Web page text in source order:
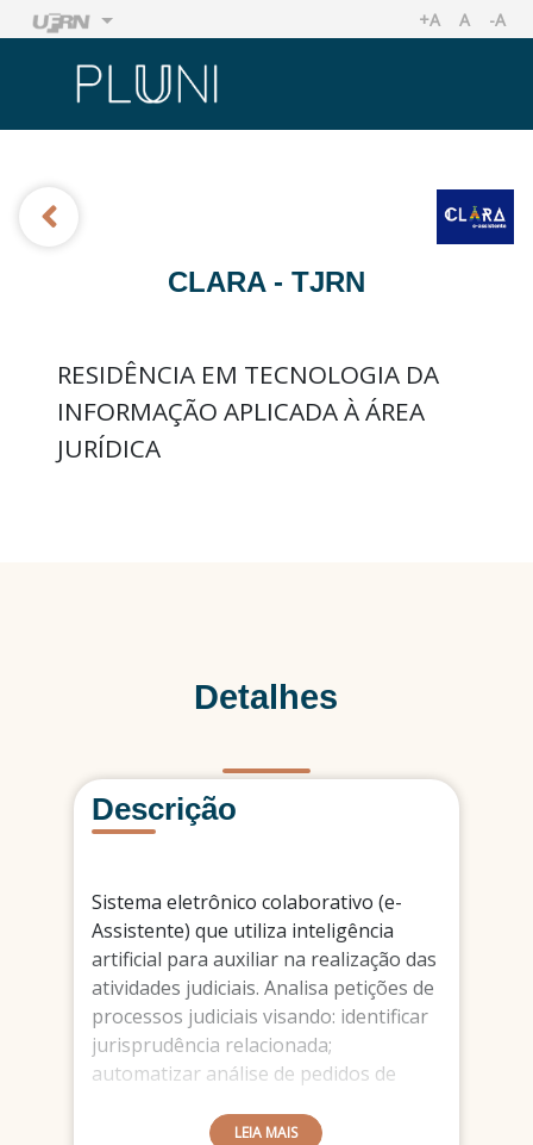
Ir
Ir
+AAUMENTAR
A -A
CLARA - TJRN
RESIDÊNCIA EM TECNOLOGIA DA
INFORMAÇÃO APLICADA À ÁREA
JURÍDICA
Detalhes
Descrição
Sistema eletrônico colaborativo (e-
Assistente) que utiliza inteligência
artificial para auxiliar na realização das
atividades judiciais. Analisa petições de
processos judiciais visando: identificar
jurisprudência relacionada;
automatizar análise de pedidos de
processos direcionados a unidades
LEIA MAIS